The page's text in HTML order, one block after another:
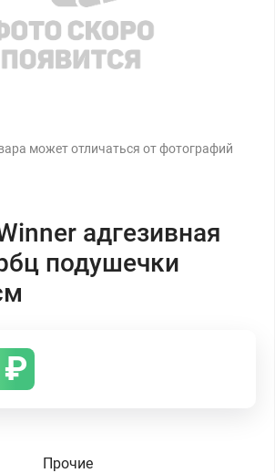
может отличаться от фотографий
адгезивная
подушечки
₽
Прочие